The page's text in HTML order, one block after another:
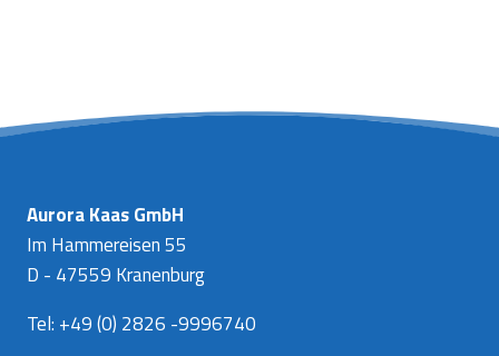
Aurora Kaas GmbH
Im Hammereisen 55
D - 47559 Kranenburg
Tel: +49 (0) 2826 -9996740